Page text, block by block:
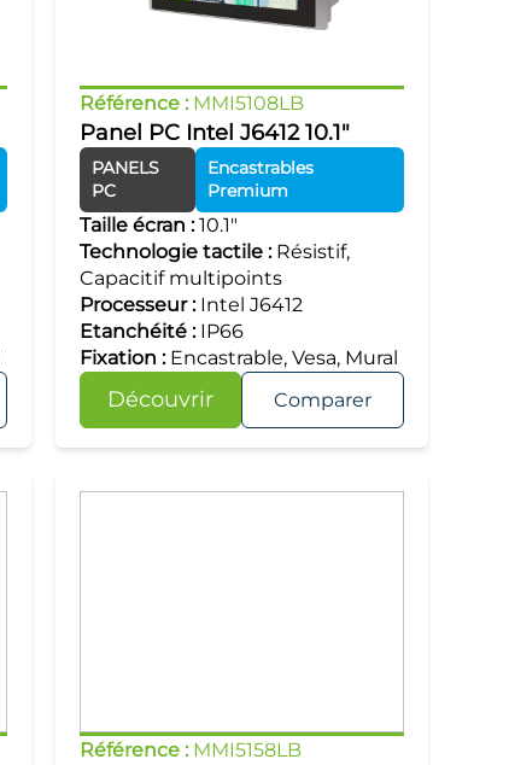
Référence :MMI5108LB
Panel PC Intel J6412 10.1"
PANELS
PC
Encastrables
Premium
Taille écran :10.1"
Technologie tactile : Résistif,
Capacitif multipoints
Processeur : Intel J6412
Etanchéité : IP66
Fixation : Encastrable, Vesa, Mural
Découvrir Comparer
Référence :MMI5158LB